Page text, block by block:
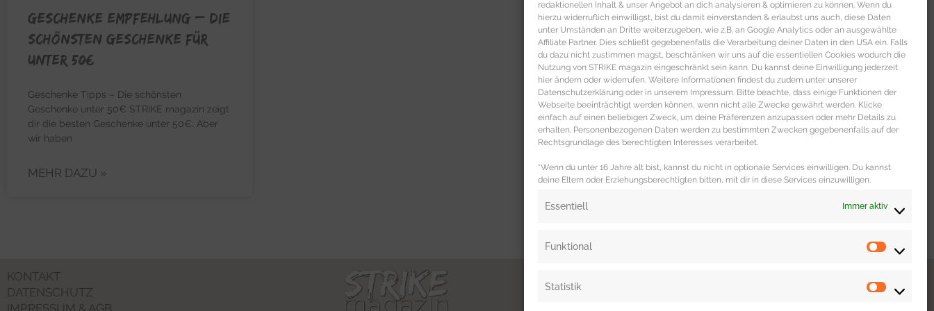
redaktionellen Inhalt & unser Angebot an dich analysieren & optimieren zu können. Wenn du
hierzu widerruflich einwilligst, bist du damit einverstanden & erlaubst uns auch, diese Daten
unter Umständen an Dritte weiterzugeben, wie z.B. an Google Analytics oder an ausgewählte
Affiliate Partner. Dies schließt gegebenenfalls die Verarbeitung deiner Daten in den USA ein. Falls
du dazu nicht zustimmen magst, beschränken wir uns auf die essentiellen Cookies wodurch die
Nutzung von STRIKE magazin eingeschränkt sein kann. Du kannst deine Einwilligung jederzeit
hier ändern oder widerrufen. Weitere Informationen findest du zudem unter unserer
Datenschutzerklärung oder in unserem Impressum. Bitte beachte, dass einige Funktionen der
Webseite beeinträchtigt werden können, wenn nicht alle Zwecke gewährt werden. Klicke
einfach auf einen beliebigen Zweck, um deine Präferenzen anzupassen oder mehr Details zu
erhalten. Personenbezogenen Daten werden zu bestimmten Zwecken gegebenenfalls auf der
Rechtsgrundlage des berechtigten Interesses verarbeitet.
*Wenn du unter 16 Jahre alt bist, kannst du nicht in optionale Services einwilligen. Du kannst
deine Eltern oder Erziehungsberechtigten bitten, mit dir in diese Services einzuwilligen.
Essentiell Immer aktiv
Funktional
Statistik
GESCHENKE EMPFEHLUNG – Die
schönsten Geschenke für
unter 50€
Geschenke Tipps – Die schönsten
Geschenke unter 50€ STRIKE magazin zeigt
dir die besten Geschenke unter 50€. Aber
wir haben
MEHR DAZU »
KONTAKT
DATENSCHUTZ
IMPRESSUM & AGB